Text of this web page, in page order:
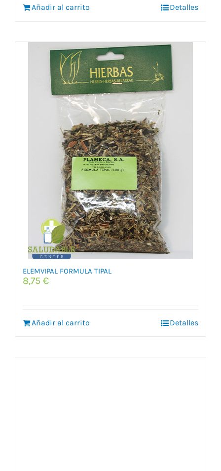
Añadir al carrito Detalles
ELEMVIPAL FORMULA TIPAL
8,75 €
Añadir al carrito Detalles